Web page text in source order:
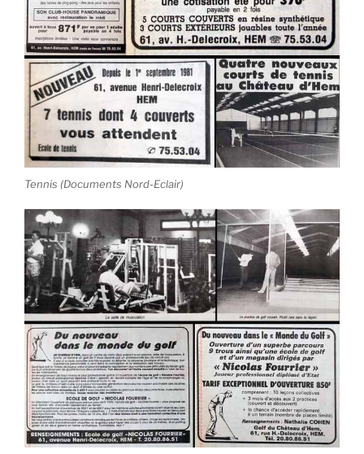
Tennis (Documents Nord-Eclair)